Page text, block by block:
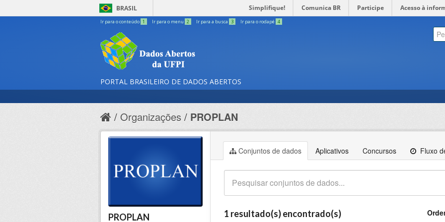
BRASIL Simplifique! Comunica BR Participe Acesso à
Ir para o conteúdo 1 Ir para o menu 2 Ir para a busca 3 Ir para o rodapé 4
PORTAL BRASILEIRO DE DADOS ABERTOS
Organizações PROPLAN
Conjuntos de dados Aplicativos Concursos Fluxo
1 resultado(s) encontrado(s)
PROPLAN